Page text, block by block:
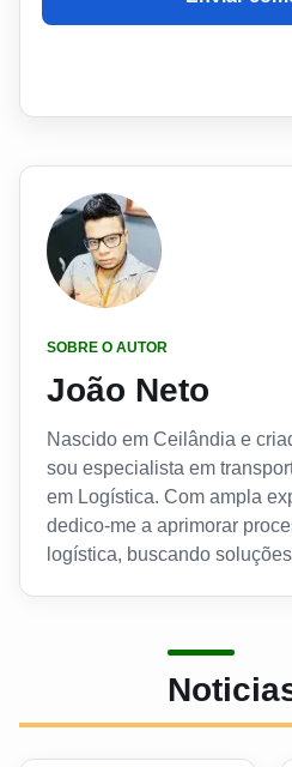
SOBRE O AUTOR
João Neto
Nascido em Ceilândia e
sou especialista em
em Logística. Com ampla
dedico-me a aprimorar
logística, buscando